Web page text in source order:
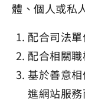
體、個人或私
配合司法單
配合相關
基於善意
進網站服務